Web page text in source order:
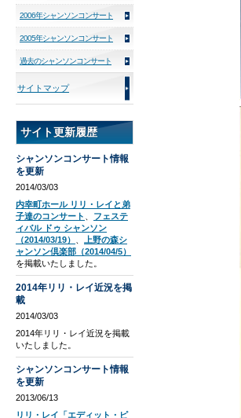
2006年シャンソンコンサート
2005年シャンソンコンサート
過去のシャンソンコンサート
サイトマップ
サイト更新履歴
シャンソンコンサート情報
を更新
2014/03/03
内幸町ホール リリ・レイと弟
子達のコンサート
フェステ
ィバル ドゥ シャンソン
（2014/03/19）
上野の森シ
ャンソン倶楽部（2014/04/5）
を掲載いたしました。
2014年リリ・レイ近況を掲
載
2014/03/03
2014年リリ・レイ近況を掲載
いたしました。
シャンソンコンサート情報
を更新
2013/06/13
リリ・レイ「エディット・ピ